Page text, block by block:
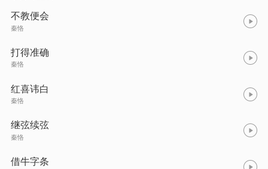
不教便会
秦恪
打得准确
秦恪
红喜讳白
秦恪
继弦续弦
秦恪
借牛字条